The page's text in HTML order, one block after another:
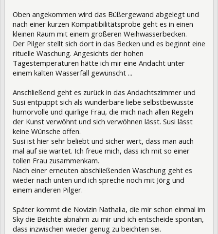
Oben angekommen wird das Büßergewand abgelegt und
nach einer kurzen Kompatibilitätsprobe geht es in einen
kleinen Raum mit einem größeren Weihwasserbecken.
Der Pilger stellt sich dort in das Becken und es beginnt eine
rituelle Waschung. Angesichts der hohen
Tagestemperaturen hätte ich mir eine Andacht unter
einem kalten Wasserfall gewünscht ...
Anschließend geht es zurück in das Andachtszimmer und
Susi entpuppt sich als wunderbare liebe selbstbewusste
humorvolle und quirlige Frau, die mich nach allen Regeln
der Kunst verwöhnt und sich verwöhnen lässt. Susi lässt
keine Wünsche offen.
Susi ist hier sehr beliebt und sicher wert, dass man auch
mal auf sie wartet. Ich freue mich, dass ich mit so einer
tollen Frau zusammenkam.
Nach einer erneuten abschließenden Waschung geht es
wieder nach unten und ich spreche noch mit Jörg und
einem anderen Pilger.
Später kommt die Novizin Nathalia, die mir schon einmal im
Sky die Beichte abnahm zu mir und ich entscheide spontan,
dass inzwischen wieder genug zu beichten sei.